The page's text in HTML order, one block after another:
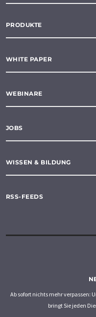
PRODUKTE
WHITE PAPER
WEBINARE
JOBS
WISSEN & BILDUNG
RSS-FEEDS
Ab sofort nichts mehr verpassen:
bringt Sie jeden